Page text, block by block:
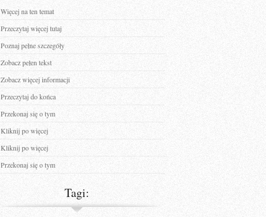
Więcej na ten temat
Przeczytaj więcej tutaj
Poznaj pełne szczegóły
Zobacz pełen tekst
Zobacz więcej informacji
Przeczytaj do końca
Przekonaj się o tym
Kliknij po więcej
Kliknij po więcej
Przekonaj się o tym
Tagi: